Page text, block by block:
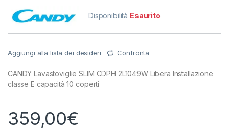
Disponibilità Esaurito
Aggiungi alla lista dei desideri Confronta
CANDY Lavastoviglie SLIM CDPH 2L1049W Libera Installazione
classe E capacità 10 coperti
359,00€